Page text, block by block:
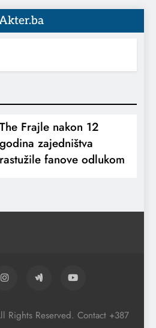
The Frajle nakon 12
godina zajedništva
rastužile fanove odlukom
Rights Reserved. Contact +387